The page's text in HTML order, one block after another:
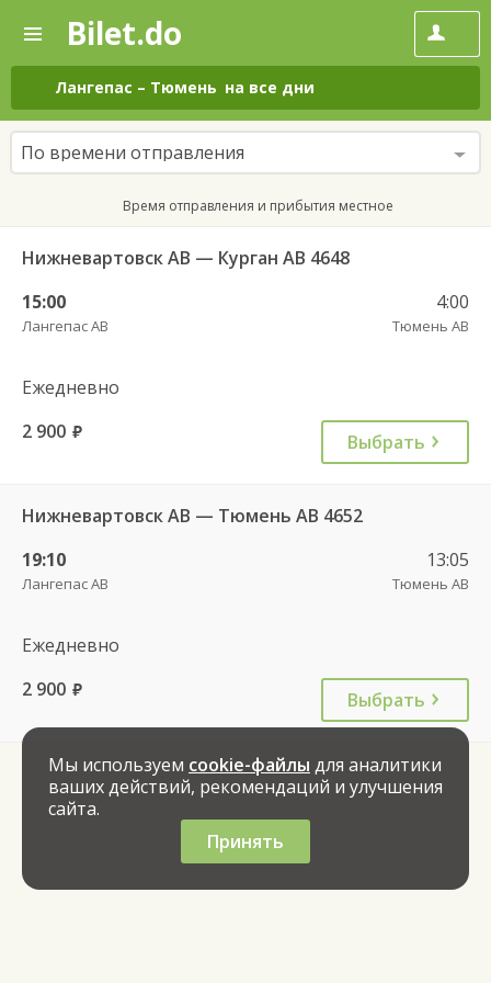
—
Поиск
и
покупка
билетов
на
автобус
онлайн
Bilet.do
Лангепас – Тюмень на все дни
По времени отправления
Время отправления и прибытия местное
Нижневартовск АВ — Курган АВ 4648
15:00
Лангепас АВ
4:00
Тюмень АВ
Ежедневно
2 900 руб. Выбрать
Нижневартовск АВ — Тюмень АВ 4652
19:10
Лангепас АВ
13:05
Тюмень АВ
Ежедневно
2 900 руб. Выбрать
Мы используем cookie-файлы для аналитики
ваших действий, рекомендаций и улучшения
сайта.
Принять